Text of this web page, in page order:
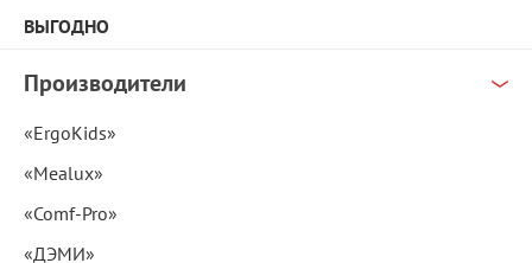
ВЫГОДНО
Производители
«ErgoKids»
«Mealux»
«Comf-Pro»
«ДЭМИ»